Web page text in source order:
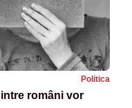
Politica
români vor